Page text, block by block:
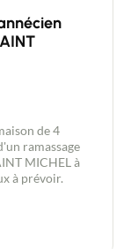
de 4
ramassage
MICHEL à
à prévoir.